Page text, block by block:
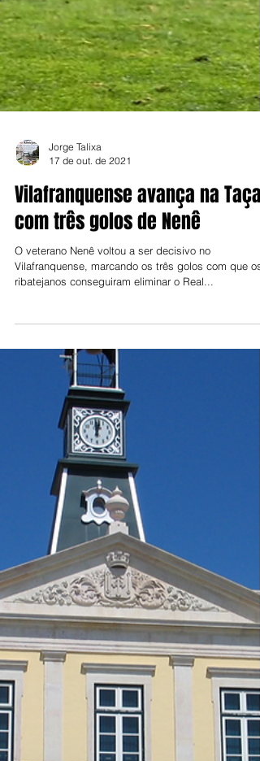
Jorge Talixa
17 de out. de 2021
Vilafranquense avança na Taça
Vilafranquense, marcando os três golos com que os
ribatejanos conseguiram eliminar o Real...